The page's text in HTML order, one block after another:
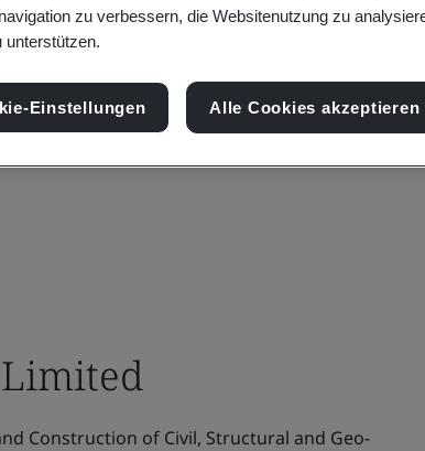
Construction of Civil, Structural and Geo-
zu verbessern, die Websitenutzung zu
unterstützen.
Einstellungen Alle Cookies akzeptieren